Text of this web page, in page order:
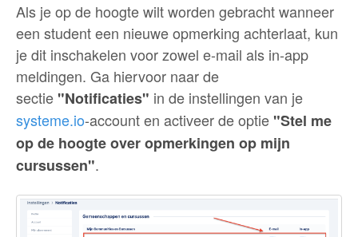
Als je op de hoogte wilt worden gebracht wanneer
een student een nieuwe opmerking achterlaat, kun
je dit inschakelen voor zowel e-mail als in-app
meldingen. Ga hiervoor naar de
sectie "Notificaties" in de instellingen van je
systeme.io-account en activeer de optie "Stel me
op de hoogte over opmerkingen op mijn
cursussen".